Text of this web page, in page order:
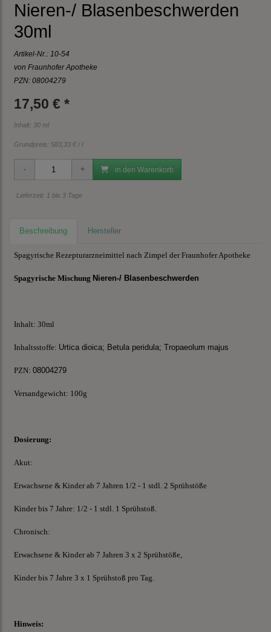
Nieren-/ Blasenbeschwerden
30ml
Artikel-Nr.: 10-54
von Fraunhofer Apotheke
PZN: 08004279
17,50 € *
Inhalt: 30 ml
Grundpreis: 583,33 € / l
in den Warenkorb
Lieferzeit: 1 bis 3 Tage
Beschreibung Hersteller
Spagyrische Rezepturarzneimittel nach Zimpel der Fraunhofer Apotheke
Spagyrische Mischung Nieren-/ Blasenbeschwerden
Inhalt: 30ml
Inhaltsstoffe: Urtica dioica; Betula peridula; Tropaeolum majus
PZN: 08004279
Versandgewicht: 100g
Dosierung:
Akut:
Erwachsene & Kinder ab 7 Jahren 1/2 - 1 stdl. 2 Sprühstöße
Kinder bis 7 Jahre: 1/2 - 1 stdl. 1 Sprühstoß.
Chronisch:
Erwachsene & Kinder ab 7 Jahren 3 x 2 Sprühstöße,
Kinder bis 7 Jahre 3 x 1 Sprühstoß pro Tag.
Hinweis: